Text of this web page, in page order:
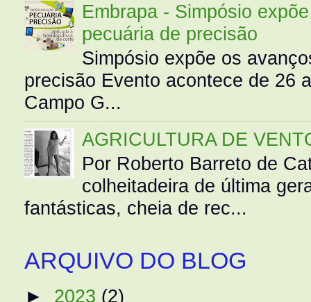
Embrapa - Simpósio
pecuária de precisão
Simpósio expõe os
precisão Evento acontece de 26
Campo G...
AGRICULTURA DE
Por Roberto Barreto de
colheitadeira de última
fantásticas, cheia de rec...
ARQUIVO DO BLOG
► 2023 (2)